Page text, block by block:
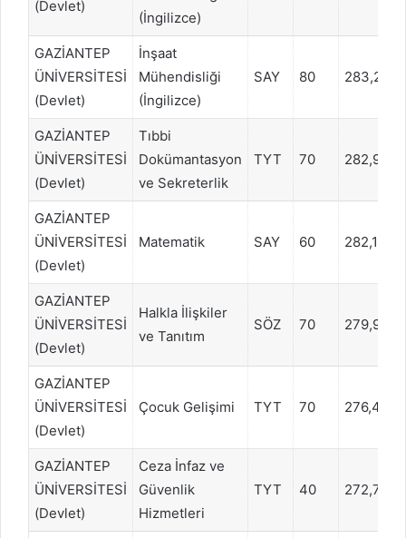
(Devlet)
(İngilizce)
GAZİANTEP
ÜNİVERSİTESİ
(Devlet)
İnşaat
Mühendisliği
(İngilizce)
SAY 80
GAZİANTEP
ÜNİVERSİTESİ
(Devlet)
Tıbbi
Dokümantasyon
ve Sekreterlik
TYT 70
GAZİANTEP
ÜNİVERSİTESİ
(Devlet)
Matematik SAY 60
GAZİANTEP
ÜNİVERSİTESİ
(Devlet)
Halkla İlişkiler
ve Tanıtım
SÖZ 70
GAZİANTEP
ÜNİVERSİTESİ
(Devlet)
Çocuk Gelişimi TYT 70
GAZİANTEP
ÜNİVERSİTESİ
(Devlet)
Ceza İnfaz ve
Güvenlik
Hizmetleri
TYT 40